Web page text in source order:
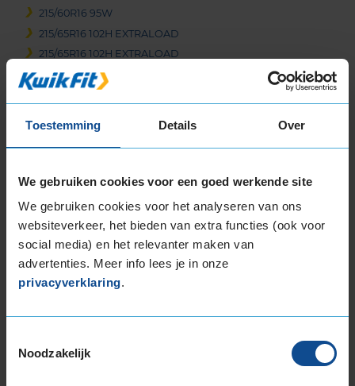
Toestemming Details Over
We gebruiken cookies voor een goed werkende site
We gebruiken cookies voor het analyseren van ons
websiteverkeer, het bieden van extra functies (ook voor
social media) en het relevanter maken van
advertenties. Meer info lees je in onze
privacyverklaring.
Noodzakelijk
215/60R16 95W
215/65R16 102H EXTRALOAD
215/65R16 102H EXTRALOAD
215/65R16 98H
17-inch banden
205/45R17 88V EXTRALOAD
205/45R17 88V EXTRALOAD
205/45R17 88V EXTRALOAD
205/50R17 93V EXTRALOAD
205/50R17 93V EXTRALOAD
205/55R17 91V
205/55R17 95H EXTRALOAD